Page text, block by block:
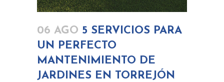
06 AGO 5 SERVICIOS PARA
UN PERFECTO
MANTENIMIENTO DE
JARDINES EN TORREJÓN